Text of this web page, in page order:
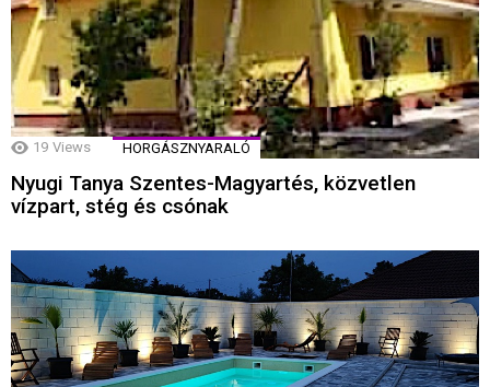
19 Views HORGÁSZNYARALÓ
Nyugi Tanya Szentes-Magyartés, közvetlen
vízpart, stég és csónak